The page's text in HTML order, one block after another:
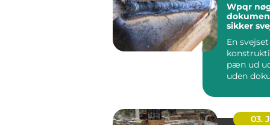
Wpqr nøglen til
sikker
En svejset
pæn ud
uden
om den
03.